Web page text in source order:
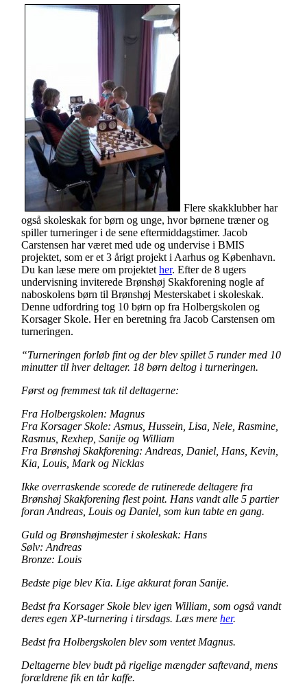
Flere skakklubber har
også skoleskak for børn og unge, hvor børnene træner og
spiller turneringer i de sene eftermiddagstimer. Jacob
Carstensen har været med ude og undervise i BMIS
projektet, som er et 3 årigt projekt i Aarhus og København.
Du kan læse mere om projektet her. Efter de 8 ugers
undervisning inviterede Brønshøj Skakforening nogle af
naboskolens børn til Brønshøj Mesterskabet i skoleskak.
Denne udfordring tog 10 børn op fra Holbergskolen og
Korsager Skole. Her en beretning fra Jacob Carstensen om
turneringen.
“Turneringen forløb fint og der blev spillet 5 runder med 10
minutter til hver deltager. 18 børn deltog i turneringen.
Først og fremmest tak til deltagerne:
Fra Holbergskolen: Magnus
Fra Korsager Skole: Asmus, Hussein, Lisa, Nele, Rasmine,
Rasmus, Rexhep, Sanije og William
Fra Brønshøj Skakforening: Andreas, Daniel, Hans, Kevin,
Kia, Louis, Mark og Nicklas
Ikke overraskende scorede de rutinerede deltagere fra
Brønshøj Skakforening flest point. Hans vandt alle 5 partier
foran Andreas, Louis og Daniel, som kun tabte en gang.
Guld og Brønshøjmester i skoleskak: Hans
Sølv: Andreas
Bronze: Louis
Bedste pige blev Kia. Lige akkurat foran Sanije.
Bedst fra Korsager Skole blev igen William, som også vandt
deres egen XP-turnering i tirsdags. Læs mere her.
Bedst fra Holbergskolen blev som ventet Magnus.
Deltagerne blev budt på rigelige mængder saftevand, mens
forældrene fik en tår kaffe.